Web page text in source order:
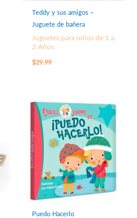
Teddy y sus amigos –
Juguete de bañera
Juguetes para niños de 1 a
2 Años
$29.99
Puedo Hacerlo